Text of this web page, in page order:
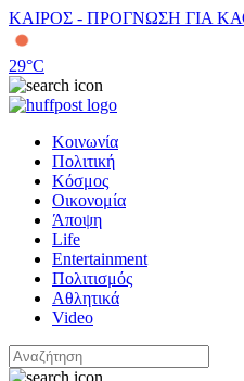
ΚΑΙΡΟΣ - ΠΡΟΓΝΩΣΗ ΓΙΑ
29°C
Κοινωνία
Πολιτική
Κόσμος
Οικονομία
Άποψη
Life
Entertainment
Πολιτισμός
Αθλητικά
Video